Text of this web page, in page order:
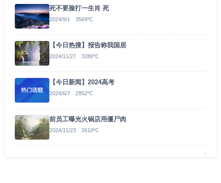
死不要脸打一生肖 死
2024/9/1 3569℃
【今日热搜】报告称我国居
2024/11/27 3280℃
【今日新闻】2024高考
2024/6/7 2852℃
前员工曝光火锅店用僵尸肉
2024/11/23 2610℃
.